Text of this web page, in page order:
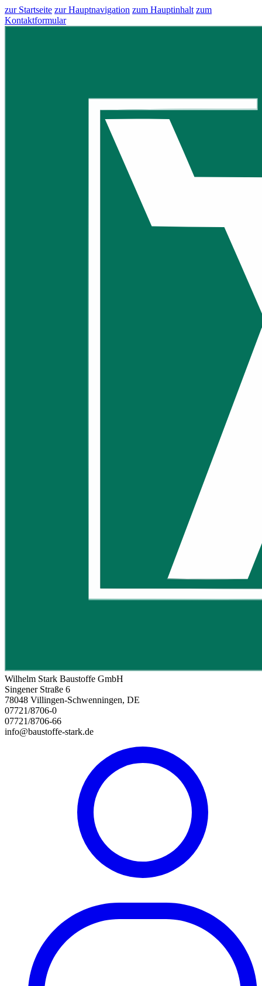
zur Startseite zur Hauptnavigation zum Hauptinhalt zum
Kontaktformular
Wilhelm Stark Baustoffe GmbH
Singener Straße 6
78048 Villingen-Schwenningen, DE
07721/8706-0
07721/8706-66
info@baustoffe-stark.de